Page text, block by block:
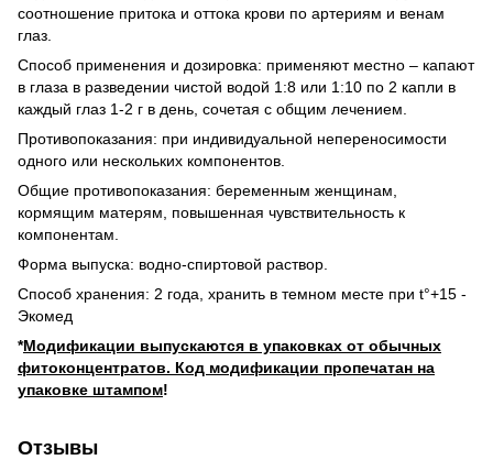
соотношение притока и оттока крови по артериям и венам
глаз.
Способ применения и дозировка: применяют местно – капают
в глаза в разведении чистой водой 1:8 или 1:10 по 2 капли в
каждый глаз 1-2 г в день, сочетая с общим лечением.
Противопоказания: при индивидуальной непереносимости
одного или нескольких компонентов.
Общие противопоказания: беременным женщинам,
кормящим матерям, повышенная чувствительность к
компонентам.
Форма выпуска: водно-спиртовой раствор.
Способ хранения: 2 года, хранить в темном месте при t°+15 -
Экомед
*Модификации выпускаются в упаковках от обычных
фитоконцентратов. Код модификации пропечатан на
упаковке штампом!
Отзывы